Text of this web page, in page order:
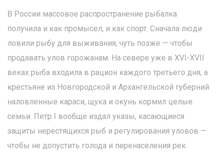
В России массовое распространение рыбалка
получила и как промысел, и как спорт. Сначала люди
ловили рыбу для выживания, чуть позже — чтобы
продавать улов горожанам. На севере уже в XVI-XVII
веках рыба входила в рацион каждого третьего дня, а
крестьяне из Новгородской и Архангельской губерний
наловленные караси, щука и окунь кормил целые
семьи. Петр I вообще издал указы, касающиеся
защиты нерестящихся рыб и регулирования уловов —
чтобы не допустить голода и перенаселения рек.